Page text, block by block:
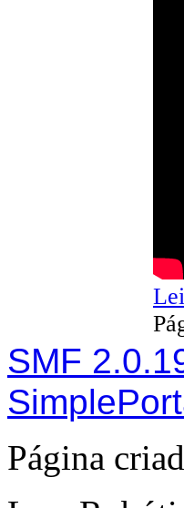
SMF
Página